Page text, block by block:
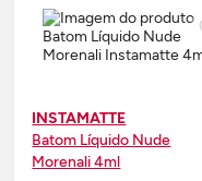
INSTAMATTE
Batom Líquido Nude
Morenali 4ml